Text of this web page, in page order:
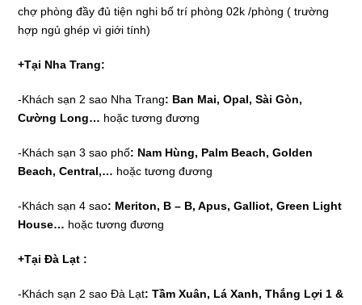
chợ phòng đầy đủ tiện nghi bố trí phòng 02k /phòng ( trường
hợp ngủ ghép vì giới tính)
+Tại Nha Trang:
-Khách sạn 2 sao Nha Trang: Ban Mai, Opal, Sài Gòn,
Cường Long… hoặc tương đương
-Khách sạn 3 sao phố: Nam Hùng, Palm Beach, Golden
Beach, Central,… hoặc tương đương
-Khách sạn 4 sao: Meriton, B – B, Apus,Galliot, Green Light
House… hoặc tương đương
+Tại Đà Lạt :
-Khách sạn 2 sao Đà Lạt: Tầm Xuân, Lá Xanh, Thắng Lợi 1 &